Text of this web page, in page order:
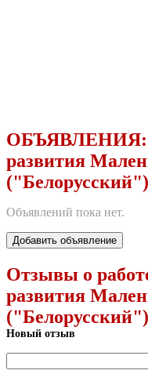
ОБЪЯВЛЕНИЯ:
развития
("Белорусский")
Объявлений пока нет.
Добавить объявление
Отзывы о
развития
("Белорусский")
Новый отзыв